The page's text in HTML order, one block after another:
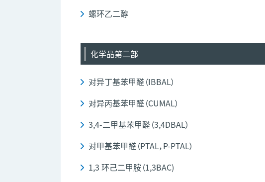
螺环乙二醇
化学品第二部
对异丁基苯甲醛（IBBAL）
对异丙基苯甲醛（CUMAL）
3,4-二甲基苯甲醛（3,4DBAL）
对甲基苯甲醛（PTAL，P-PTAL）
1,3 环己二甲胺（1,3BAC)